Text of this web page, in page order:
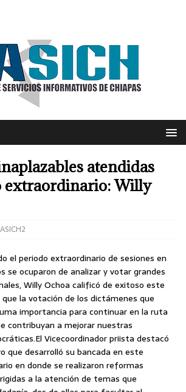
atendidas
extraordinario: Willy
ASICH2
el periodo extraordinario de sesiones en
se ocuparon de analizar y votar grandes
Willy Ochoa calificó de exitoso este
la votación de los dictámenes que
importancia para continuar en la ruta
contribuyan a mejorar nuestras
El Vicecoordinador priista destacó
que desarrolló su bancada en este
en donde se realizaron reformas
a la atención de temas que